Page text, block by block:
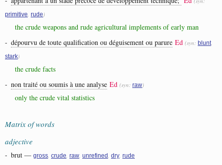
primitive rude )
the crude weapons and rude agricultural implements of early man
- dépourvu de toute qualification ou déguisement ou parure Ed (syn: blunt
stark)
the crude facts
- non traité ou soumis à une analyse Ed (syn: raw)
only the crude vital statistics
Matrix of words
adjective
- brut — gross crude raw unrefined dry rude